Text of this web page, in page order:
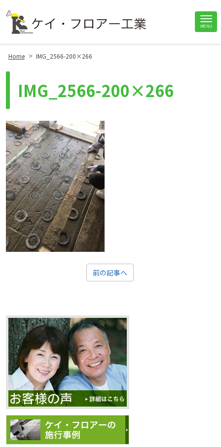
MENU
Home > IMG_2566-200×266
IMG_2566-200×266
前の記事へ
Site
Footer